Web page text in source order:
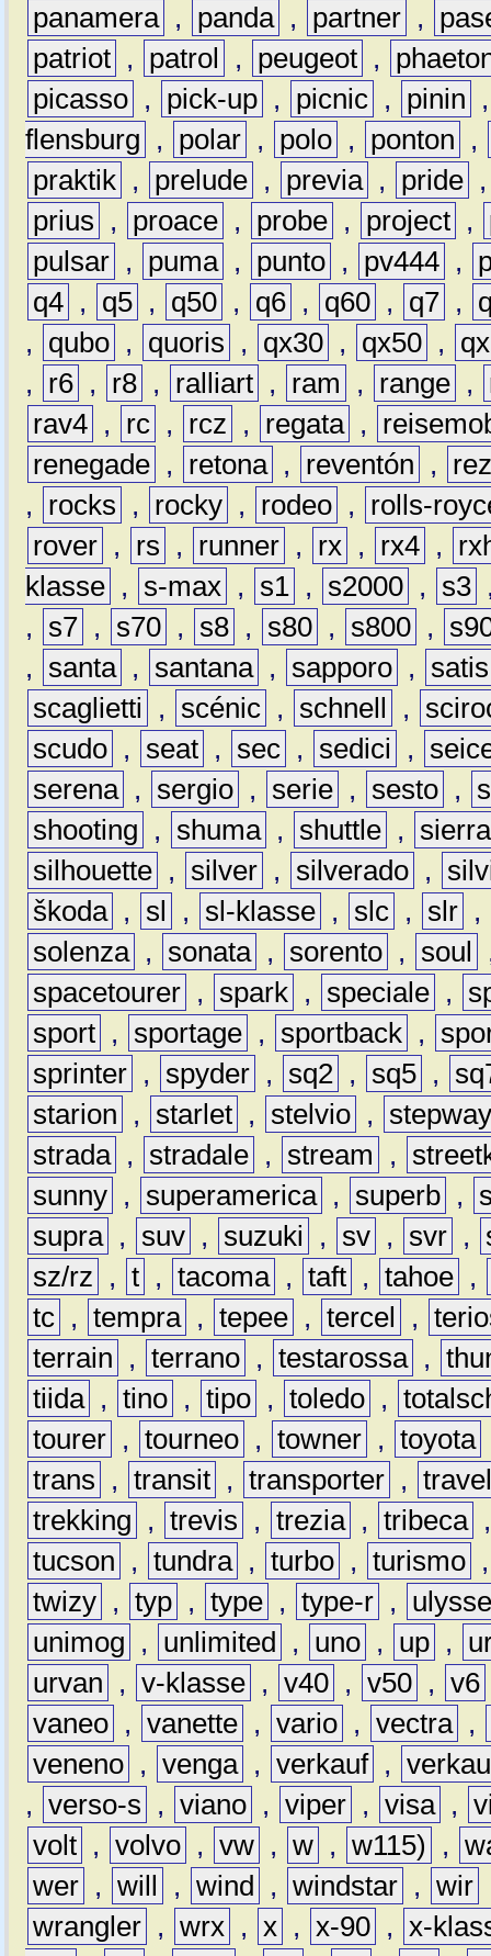
panamera , panda , partner ,
patriot , patrol , peugeot ,
picasso , pick-up , picnic , pinin
flensburg
, polar , polo , ponton
,
praktik , prelude , previa , pride
prius
, proace , probe , project ,
pulsar , puma , punto , pv444 ,
q4 , q5 , q50 , q6 , q60 , q7 ,
,
qubo , quoris , qx30 , qx50 ,
,
r6 , r8 , ralliart , ram , range ,
rav4 , rc , rcz , regata ,
renegade , retona , reventón ,
,
rocks , rocky , rodeo ,
rolls-
rover , rs , runner , rx , rx4 ,
klasse , s-max , s1 , s2000 , s3
,
s7 , s70 , s8 , s80 , s800 ,
,
santa , santana , sapporo ,
satis
scaglietti
, scénic , schnell ,
scudo , seat , sec , sedici ,
serena , sergio , serie , sesto ,
shooting
, shuma , shuttle ,
sierra
silhouette , silver , silverado ,
škoda , sl , sl-klasse , slc , slr ,
solenza , sonata , sorento , soul
spacetourer , spark , speciale ,
sport , sportage , sportback ,
sprinter , spyder , sq2 , sq5 ,
starion
, starlet , stelvio ,
strada , stradale , stream ,
sunny , superamerica , superb ,
supra , suv , suzuki , sv , svr ,
sz/rz
, t , tacoma , taft , tahoe ,
tc , tempra , tepee , tercel ,
terrain
, terrano , testarossa ,
tiida , tino , tipo , toledo ,
tourer , tourneo , towner , toyota
trans
, transit , transporter ,
trekking
, trevis , trezia , tribeca
tucson
, tundra , turbo , turismo
twizy , typ , type , type-r ,
unimog
, unlimited , uno , up ,
urvan
, v-klasse , v40 , v50 , v6
vaneo , vanette , vario , vectra ,
veneno , venga , verkauf ,
, verso-s , viano , viper , visa ,
volt , volvo , vw , w , w115) ,
wer , will , wind , windstar , wir
wrangler , wrx , x , x-90 , x-